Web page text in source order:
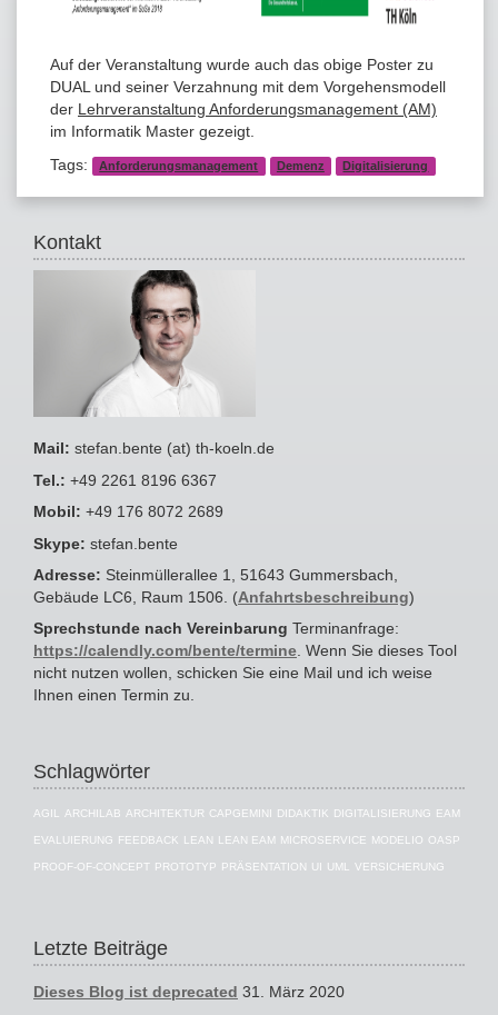
Auf der Veranstaltung wurde auch das obige Poster zu
DUAL und seiner Verzahnung mit dem Vorgehensmodell
der Lehrveranstaltung Anforderungsmanagement (AM)
im Informatik Master gezeigt.
Tags:
Anforderungsmanagement Demenz Digitalisierung
Kontakt
Mail: stefan.bente (at) th-koeln.de
Tel.: +49 2261 8196 6367
Mobil: +49 176 8072 2689
Skype: stefan.bente
Adresse: Steinmüllerallee 1, 51643 Gummersbach,
Gebäude LC6, Raum 1506. (Anfahrtsbeschreibung)
Sprechstunde nach Vereinbarung Terminanfrage:
https://calendly.com/bente/termine. Wenn Sie dieses Tool
nicht nutzen wollen, schicken Sie eine Mail und ich weise
Ihnen einen Termin zu.
Schlagwörter
AGIL ARCHILAB ARCHITEKTUR CAPGEMINI DIDAKTIK DIGITALISIERUNG EAM
EVALUIERUNG FEEDBACK LEAN LEAN EAM MICROSERVICE MODELIO OASP
PROOF-OF-CONCEPT PROTOTYP PRÄSENTATION UI UML VERSICHERUNG
Letzte Beiträge
Dieses Blog ist deprecated 31. März 2020